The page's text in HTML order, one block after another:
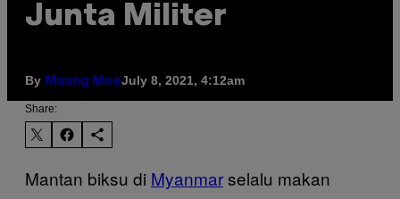
Junta Militer
By Maung MoeJuly 8, 2021, 4:12am
Share:
Mantan biksu di Myanmarselalu makan